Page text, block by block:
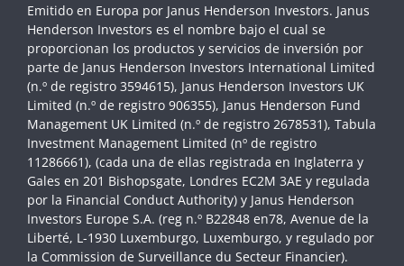
Emitido en Europa por Janus Henderson Investors. Janus
Henderson Investors es el nombre bajo el cual se
proporcionan los productos y servicios de inversión por
parte de Janus Henderson Investors International Limited
(n.º de registro 3594615), Janus Henderson Investors UK
Limited (n.º de registro 906355), Janus Henderson Fund
Management UK Limited (n.º de registro 2678531), Tabula
Investment Management Limited (nº de registro
11286661), (cada una de ellas registrada en Inglaterra y
Gales en 201 Bishopsgate, Londres EC2M 3AE y regulada
por la Financial Conduct Authority) y Janus Henderson
Investors Europe S.A. (reg n.º B22848 en78, Avenue de la
Liberté, L-1930 Luxemburgo, Luxemburgo, y regulado por
la Commission de Surveillance du Secteur Financier).